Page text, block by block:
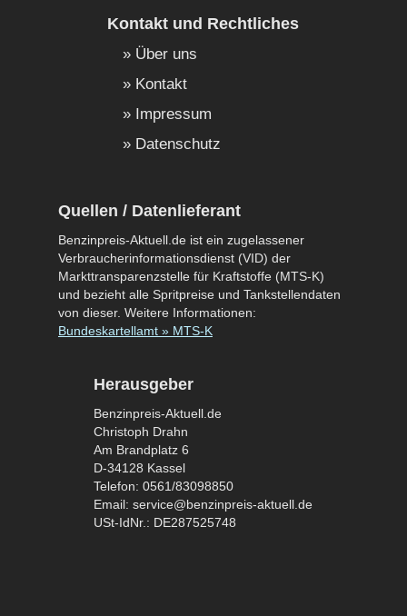
Kontakt und Rechtliches
Über uns
Kontakt
Impressum
Datenschutz
Quellen / Datenlieferant
Benzinpreis-Aktuell.de ist ein zugelassener
Verbraucherinformationsdienst (VID) der
Markttransparenzstelle für Kraftstoffe (MTS-K)
und bezieht alle Spritpreise und Tankstellendaten
von dieser. Weitere Informationen:
Bundeskartellamt » MTS-K
Herausgeber
Benzinpreis-Aktuell.de
Christoph Drahn
Am Brandplatz 6
D-34128 Kassel
Telefon: 0561/83098850
Email: service@benzinpreis-aktuell.de
USt-IdNr.: DE287525748